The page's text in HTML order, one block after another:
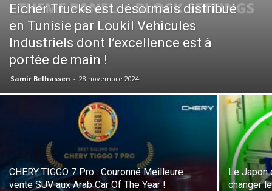
Eicher Trucks est désormais distribué
en Tunisie par Loukil Vehicules
Industriels dont l’excellence est à
portée de main !
Samir Belhassen - 28 novembre 2024
CHERY TIGGO 7 Pro : Couronné Meilleure
vente SUV aux Arab Car Of The Year !
Le Japon
changer